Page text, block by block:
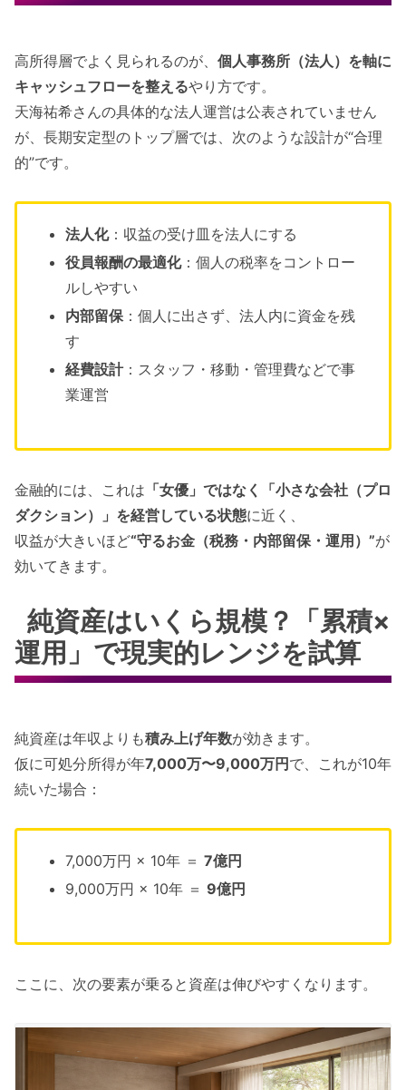
高所得層でよく見られるのが、 個人事務所（法人）を軸に
キャッシュフローを整えるやり方です。
天海祐希さんの具体的な法人運営は公表されていません
が、長期安定型のトップ層では、次のような設計が“合理
的”です。
法人化：収益の受け皿を法人にする
役員報酬の最適化：個人の税率をコントロー
ルしやすい
内部留保：個人に出さず、法人内に資金を残
す
経費設計：スタッフ・移動・管理費などで事
業運営
金融的には、これは 「女優」ではなく「小さな会社（プロ
ダクション）」を経営している状態に近く、
収益が大きいほど“守るお金（税務・内部留保・運用）”が
効いてきます。
純資産はいくら規模？「累積×
運用」で現実的レンジを試算
純資産は年収よりも積み上げ年数が効きます。
仮に可処分所得が年7,000万〜9,000万円 で、これが10年
続いた場合：
7,000万円 × 10年 ＝7億円
9,000万円 × 10年 ＝9億円
ここに、次の要素が乗ると資産は伸びやすくなります。